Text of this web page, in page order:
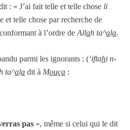
: « J’ai fait telle et telle chose li
et telle chose par recherche de
à l’ordre de Allah ta^ala.
parmi les ignorants : (‘iftahi n-
ta^ala dit à Mouça :
pas », même si celui qui le dit